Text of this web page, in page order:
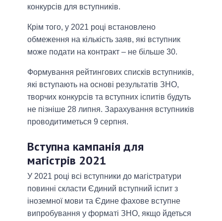
конкурсів для вступників.
Крім того, у 2021 році встановлено
обмеження на кількість заяв, які вступник
може подати на контракт – не більше 30.
Формування рейтингових списків вступників,
які вступають на основі результатів ЗНО,
творчих конкурсів та вступних іспитів будуть
не пізніше 28 липня. Зарахування вступників
проводитиметься 9 серпня.
Вступна кампанія для
магістрів 2021
У 2021 році всі вступники до магістратури
повинні скласти Єдиний вступний іспит з
іноземної мови та Єдине фахове вступне
випробування у форматі ЗНО, якщо йдеться